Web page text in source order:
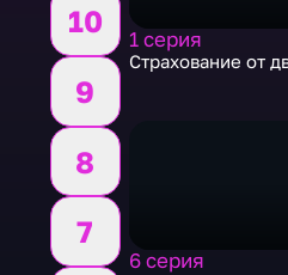
10
9
8
7
1 серия
Страхование от
6 серия